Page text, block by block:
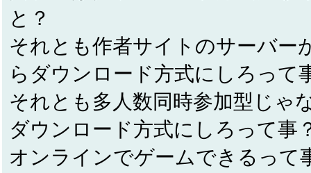
と？
それとも作者サイトのサーバー
らダウンロード方式にしろって
それとも多人数同時参加型じゃ
ダウンロード方式にしろって事
オンラインでゲームできるって